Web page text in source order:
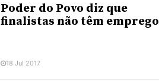
Poder do Povo diz que
finalistas não têm emprego
18 Jul 2017